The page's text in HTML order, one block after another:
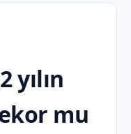
yılın
mu